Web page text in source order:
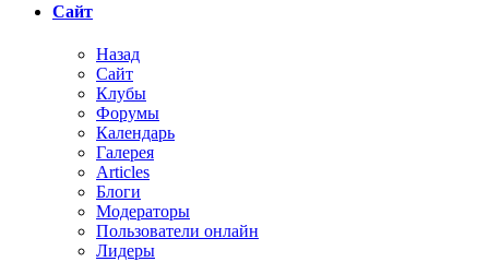
Сайт
Назад
Сайт
Клубы
Форумы
Календарь
Галерея
Articles
Блоги
Модераторы
Пользователи онлайн
Лидеры